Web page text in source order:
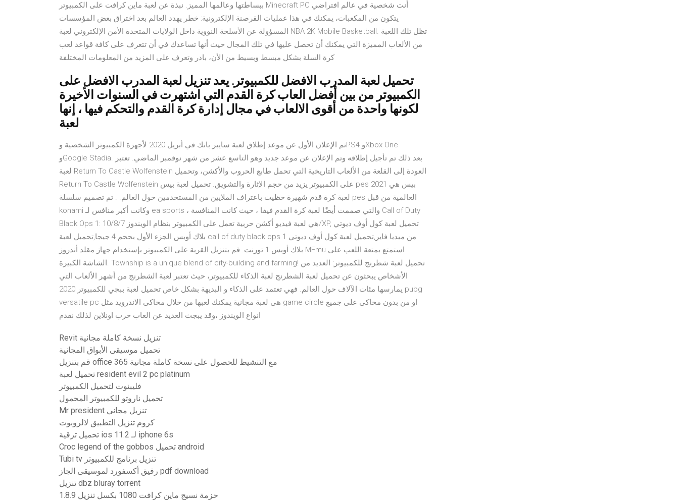
ببساطتها وعالمها المميز. نبذة عن لعبة ماين كرافت على الكمبيوتر Minecraft PC أنت شخصية في عالم افتراضي
يتكون من المكعبات، يمكنك في هذا عمليات القرصنة الإلكترونية: خطر يهدد العالم بعد اختراق بعض المؤسسات
المسؤولة عن الأسلحة النووية داخل الولايات المتحدة الأمن الإلكتروني لعبة NBA 2K Mobile Basketball. تظل تلك اللعبة
من الألعاب المميزة التي يمكنك أن تحصل عليها في تلك المجال حيث أنها تساعدك في أن تتعرف على كافة قواعد لعب
كرة السلة بشكل مبسط وبسيط من الأن، بادر وتعرف على المزيد من المعلومات المختلفة
تحميل لعبة المدرب الافضل للكمبيوتر. يعد تنزيل لعبة المدرب الافضل على
الكمبيوتر من بين أفضل العاب كرة القدم التي اشتهرت في السنوات الأخيرة
لكونها واحدة من أقوى الالعاب في مجال إدارة كرة القدم والتحكم فيها ، إنها
لعبة
تم الإعلان الأول عن موعد إطلاق لعبة سايبر بانك في أبريل 2020 لأجهزة الكمبيوتر الشخصية وPS4 وXbox One
وGoogle Stadia. بعد ذلك تم تأجيل إطلاقه وتم الإعلان عن موعد جديد وهو التاسع عشر من شهر نوفمبر الماضي. تعتبر
لعبة Return To Castle Wolfenstein العودة إلى القلعة من الألعاب التاريخية التي تحمل طابع الحروب والأكشن، وتحميل
Return To Castle Wolfenstein على الكمبيوتر يزيد من حجم الإثارة والتشويق. تحميل لعبة بيس pes 2021 بيس هي
لعبة كرة قدم شهيرة حظيت باعتراف الملايين من المستخدمين حول العالم. . تم تصميم سلسلة pes العالمية من قبل
konami وكانت أكبر منافس لـ ea sports ، والتي صممت أيضًا لعبة كرة القدم فيفا ، حيث كانت المنافسة Call of Duty
Black Ops 1: هي لعبة فيديو أكشن حربية تعمل على الكمبيوتر بنظام الويندوز 10/8/7/XP, تحميل لعبة كول أوف ديوتي
بلاك أوبس الجزء الأول بحجم 4 جيجا,تحميل لعبة call of duty black ops 1 من ميديا فاير,تحميل لعبة كول أوف ديوتي
بلاك أوبس 1 تورنت. قم بتنزيل القرية على الكمبيوتر بإستخدام جهاز مقلد أندروز MEmu.استمتع بمتعة اللعب على
الشاشة الكبيرة. Township is a unique blend of city-building and farming! تحميل لعبة شطرنج للكمبيوتر: العديد من
الأشخاص يبحثون عن تحميل لعبة الشطرنج لعبة الذكاء للكمبيوتر، حيث تعتبر لعبة الشطرنج من أشهر الألعاب التي
يمارسها مئات الآلاف حول العالم. فهي تعتمد على الذكاء و البديهة بشكل خاص تحميل لعبة ببجي للكمبيوتر 2020 pubg
versatile pc هى لعبة مجانية يمكنك لعبها من خلال محاكى الاندرويد مثل game circle او من بدون محاكى على جميع
انواع الويندوز ،وقد يبجث العديد عن العاب حرب اونلاين لذلك نقدم
Revit تنزيل نسخة كاملة مجانية
تحميل موسيقى الأبواق المجانية
قم بتنزيل office 365 مع التنشيط للحصول على نسخة كاملة مجانية
تحميل لعبة resident evil 2 pc platinum
فليبنوت لتحميل الكمبيوتر
تحميل ناروتو للكمبيوتر المحمول
Mr president تنزيل مجاني
كروم تنزيل التطبيق لالروبوت
تحميل ترقية ios 11.2 لـ iphone 6s
Croc legend of the gobbos تحميل android
Tubi tv تنزيل برنامج للكمبيوتر
رفيق أكسفورد لموسيقى الجاز pdf download
تنزيل dbz bluray torrent
حزمة نسيج ماين كرافت 1080 بكسل تنزيل 1.8.9